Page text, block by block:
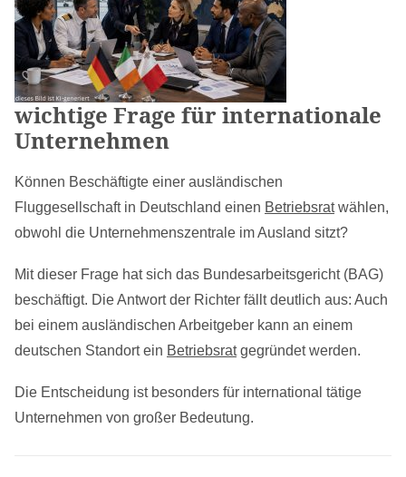
wichtige Frage für internationale
Unternehmen
Können Beschäftigte einer ausländischen
Fluggesellschaft in Deutschland einen Betriebsratwählen,
obwohl die Unternehmenszentrale im Ausland sitzt?
Mit dieser Frage hat sich das Bundesarbeitsgericht (BAG)
beschäftigt. Die Antwort der Richter fällt deutlich aus: Auch
bei einem ausländischen Arbeitgeber kann an einem
deutschen Standort ein Betriebsratgegründet werden.
Die Entscheidung ist besonders für international tätige
Unternehmen von großer Bedeutung.